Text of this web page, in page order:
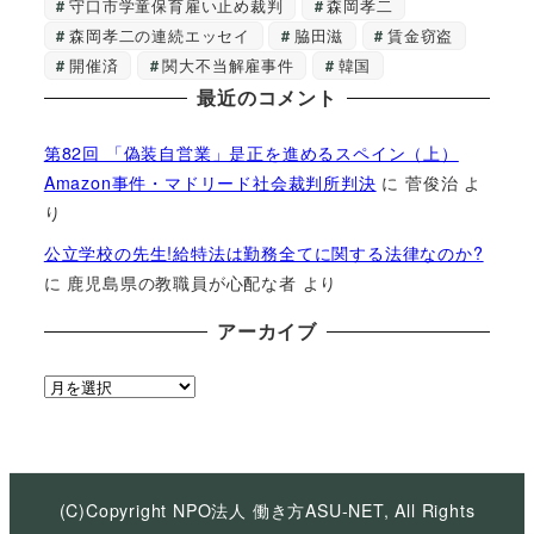
守口市学童保育雇い止め裁判
森岡孝二
森岡孝二の連続エッセイ
脇田滋
賃金窃盗
開催済
関大不当解雇事件 韓国
最近のコメント
第82回 「偽装自営業」是正を進めるスペイン（上）
Amazon事件・マドリード社会裁判所判決 に菅俊治 よ
り
公立学校の先生!給特法は勤務全てに関する法律なのか?
に 鹿児島県の教職員が心配な者 より
アーカイブ
ア
イ
(C)Copyright NPO法人 働き方ASU-NET, All Rights